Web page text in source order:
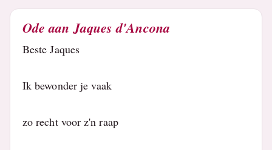
Ode aan Jaques d'Ancona
Beste Jaques
Ik bewonder je vaak
zo recht voor z'n raap